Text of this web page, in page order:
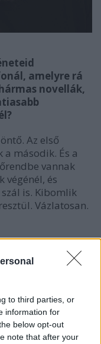
to third parties, or
information for
below opt-out
note that after your
amelyre rá
novellák,
Az első
második. És a
vannak
végénél, és
is. Kibomlik
Vázlatosan.
összefüggő
a novellák és
létezik ez az
novella több,
rangsor?